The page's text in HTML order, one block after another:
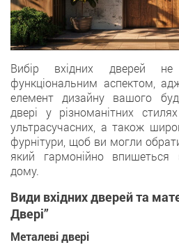
Вибір вхідних дверей
функціональним аспектом,
елемент дизайну вашого
двері у різноманітних
ультрасучасних, а також
фурнітури, щоб ви могли
який гармонійно впишеться
дому.
Види вхідних дверей та
Двері”
Металеві двері